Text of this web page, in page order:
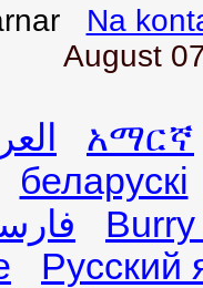
Na
August
አማርኛ
беларускі
Русский